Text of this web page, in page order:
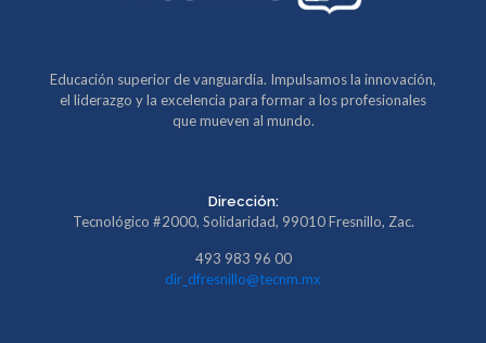
Educación superior de vanguardia. Impulsamos la innovación,
el liderazgo y la excelencia para formar a los profesionales
que mueven al mundo.
Dirección:
Tecnológico #2000, Solidaridad, 99010 Fresnillo, Zac.
493 983 96 00
dir_dfresnillo@tecnm.mx